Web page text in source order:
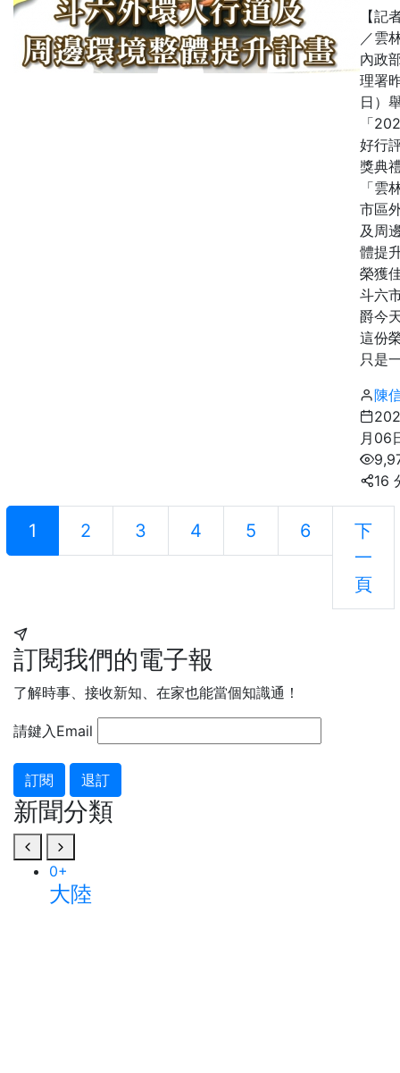
【記
／雲
內政
理署
日）
「
好行
獎典
「雲
市區
及周
體提
榮獲
斗六
爵今
這份
只是
陳
月06
16
1 2 3 4 5 6
下
一
頁
訂閱我們的電子報
了解時事、接收新知、在家也能當個知識通！
請鍵入Email
訂閱 退訂
新聞分類
0+
大陸